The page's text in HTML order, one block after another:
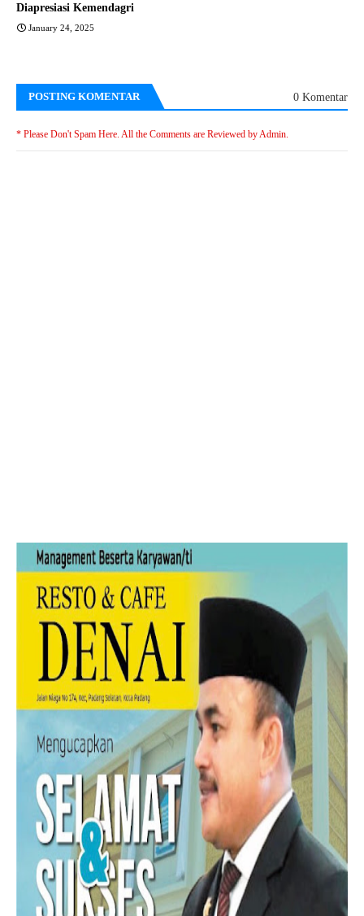
Diapresiasi Kemendagri
January 24, 2025
POSTING KOMENTAR 0 Komentar
* Please Don't Spam Here. All the Comments are Reviewed by Admin.